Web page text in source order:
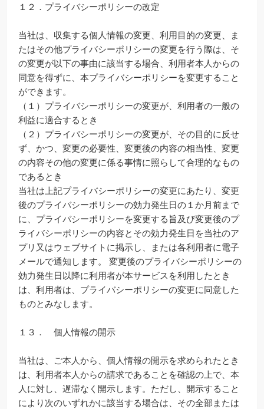
１２．プライバシーポリシーの改定
当社は、収集する個人情報の変更、利用目的の変更、ま
たはその他プライバシーポリシーの変更を行う際は、そ
の変更が以下の事由に該当する場合、利用者本人からの
同意を得ずに、本プライバシーポリシーを変更すること
ができます。
（１）プライバシーポリシーの変更が、利用者の一般の
利益に適合するとき
（２）プライバシーポリシーの変更が、その目的に反せ
ず、かつ、変更の必要性、変更後の内容の相当性、変更
の内容その他の変更に係る事情に照らして合理的なもの
であるとき
当社は上記プライバシーポリシーの変更にあたり、変更
後のプライバシーポリシーの効力発生日の１か月前まで
に、プライバシーポリシーを変更する旨及び変更後のプ
ライバシーポリシーの内容とその効力発生日を当社のア
プリ又はウェブサイトに掲示し、または各利用者に電子
メールで通知します。 変更後のプライバシーポリシーの
効力発生日以降に利用者が本サービスを利用したとき
は、利用者は、プライバシーポリシーの変更に同意した
ものとみなします。
１３． 個人情報の開示
当社は、ご本人から、個人情報の開示を求められたとき
は、利用者本人からの請求であることを確認の上で、本
人に対し、遅滞なく開示します。ただし、開示すること
により次のいずれかに該当する場合は、その全部または